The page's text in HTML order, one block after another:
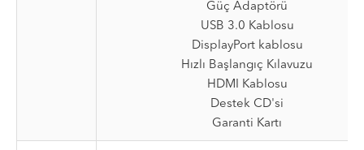
Güç Adaptörü
USB 3.0 Kablosu
DisplayPort kablosu
Hızlı Başlangıç Kılavuzu
HDMI Kablosu
Destek CD'si
Garanti Kartı